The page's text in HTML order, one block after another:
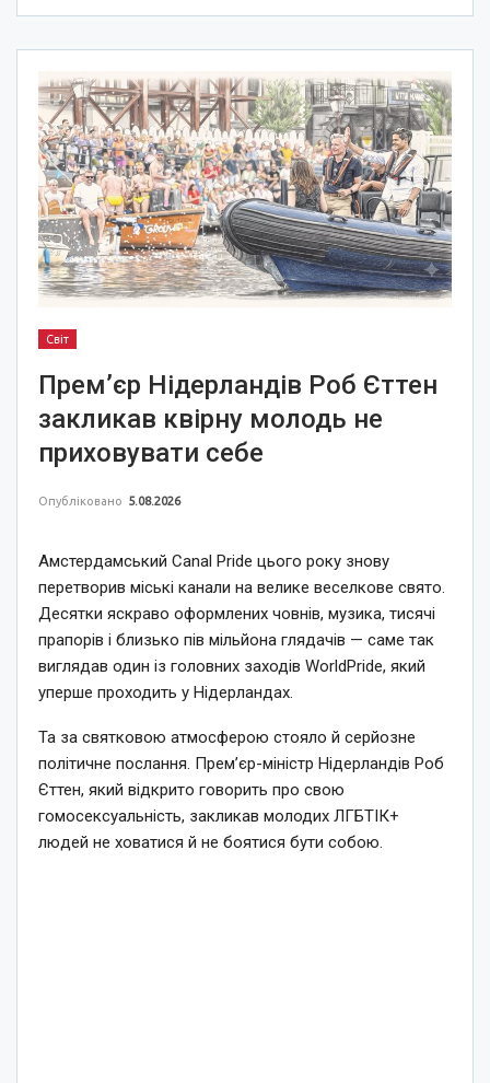
Світ
Прем’єр Нідерландів Роб Єттен
закликав квірну молодь не
приховувати себе
Опубліковано 5.08.2026
Амстердамський Canal Pride цього року знову
перетворив міські канали на велике веселкове свято.
Десятки яскраво оформлених човнів, музика, тисячі
прапорів і близько пів мільйона глядачів — саме так
виглядав один із головних заходів WorldPride, який
уперше проходить у Нідерландах.
Та за святковою атмосферою стояло й серйозне
політичне послання. Прем’єр-міністр Нідерландів Роб
Єттен, який відкрито говорить про свою
гомосексуальність, закликав молодих ЛГБТІК+
людей не ховатися й не боятися бути собою.